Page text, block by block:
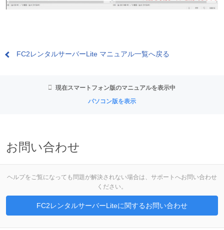
FC2レンタルサーバーLite マニュアル一覧へ戻る
現在スマートフォン版のマニュアルを表示中
パソコン版を表示
お問い合わせ
ヘルプをご覧になっても問題が解決されない場合は、サポートへお問い合わせ
ください。
FC2レンタルサーバーLiteに関するお問い合わせ